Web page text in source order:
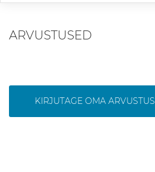
ARVUSTUSED
KIRJUTAGE OMA ARVUSTUS